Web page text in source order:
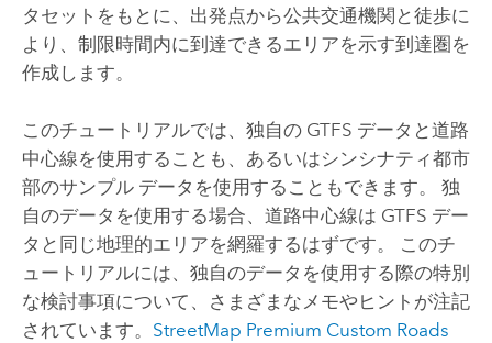
タセットをもとに、出発点から公共交通機関と徒歩に
より、制限時間内に到達できるエリアを示す到達圏を
作成します。
このチュートリアルでは、独自の GTFS データと道路
中心線を使用することも、あるいはシンシナティ都市
部のサンプル データを使用することもできます。 独
自のデータを使用する場合、道路中心線は GTFS デー
タと同じ地理的エリアを網羅するはずです。 このチ
ュートリアルには、独自のデータを使用する際の特別
な検討事項について、さまざまなメモやヒントが注記
されています。 StreetMap Premium Custom Roads